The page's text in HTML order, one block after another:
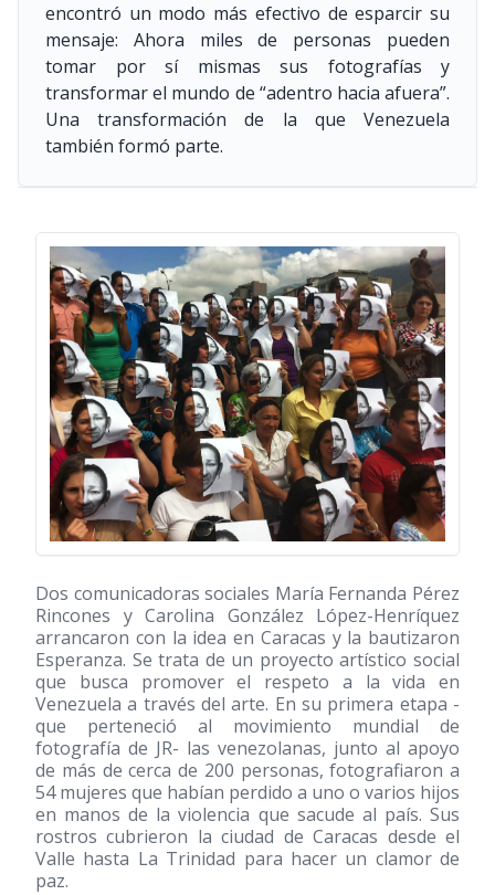
encontró un modo más efectivo de esparcir su
mensaje: Ahora miles de personas pueden
tomar por sí mismas sus fotografías y
transformar el mundo de “adentro hacia afuera”.
Una transformación de la que Venezuela
también formó parte.
Dos comunicadoras sociales María Fernanda Pérez
Rincones y Carolina González López-Henríquez
arrancaron con la idea en Caracas y la bautizaron
Esperanza. Se trata de un proyecto artístico social
que busca promover el respeto a la vida en
Venezuela a través del arte. En su primera etapa -
que perteneció al movimiento mundial de
fotografía de JR- las venezolanas, junto al apoyo
de más de cerca de 200 personas, fotografiaron a
54 mujeres que habían perdido a uno o varios hijos
en manos de la violencia que sacude al país. Sus
rostros cubrieron la ciudad de Caracas desde el
Valle hasta La Trinidad para hacer un clamor de
paz.